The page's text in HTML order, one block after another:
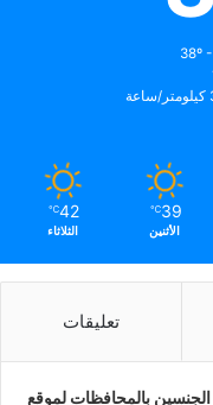
39
℃
الأثنين
42
℃
الثلاثاء
تعليقات
بالمحافظات لموقع